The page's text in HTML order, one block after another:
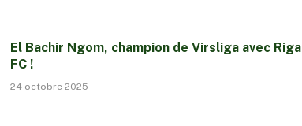
El Bachir Ngom, champion de Virsliga avec Riga
FC !
24 octobre 2025